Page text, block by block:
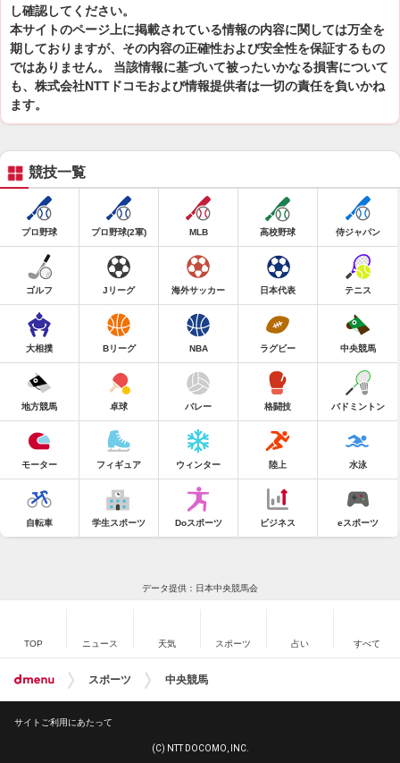
し確認してください。
本サイトのページ上に掲載されている情報の内容に関しては万全を
期しておりますが、その内容の正確性および安全性を保証するもの
ではありません。 当該情報に基づいて被ったいかなる損害について
も、株式会社NTTドコモおよび情報提供者は一切の責任を負いかね
ます。
競技一覧
プロ野球 プロ野球(2軍) MLB 高校野球 侍ジャパン
ゴルフ Jリーグ 海外サッカー 日本代表 テニス
大相撲 Bリーグ NBA ラグビー 中央競馬
地方競馬 卓球 バレー 格闘技 バドミントン
モーター フィギュア ウィンター 陸上 水泳
自転車 学生スポーツ Doスポーツ ビジネス eスポーツ
データ提供：日本中央競馬会
TOP ニュース 天気 スポーツ 占い すべて
スポーツ 中央競馬
サイトご利用にあたって
(C) NTT DOCOMO, INC.